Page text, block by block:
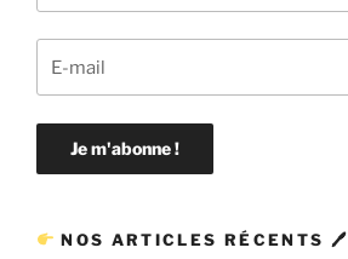
NOS ARTICLES RÉCENTS 🖊